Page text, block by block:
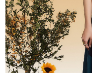
【注意事項】
１．透過由恩沛科技股份有
易，需依本服務之必要範圍
權轉讓予恩沛科技股份有限公
２．關於個人資料處理事宜，
https://aftee.tw/terms/#terms3
３．未成年的使用者請事先
「AFTEE先享後付」，若未
付款後7-11取貨
每筆NT$120，滿
宅配
每筆NT$120，滿